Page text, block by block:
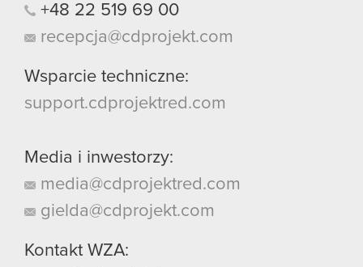
+48 22 519 69 00
recepcja@cdprojekt.com
Wsparcie techniczne:
support.cdprojektred.com
Media i inwestorzy:
media@cdprojektred.com
gielda@cdprojekt.com
Kontakt WZA: